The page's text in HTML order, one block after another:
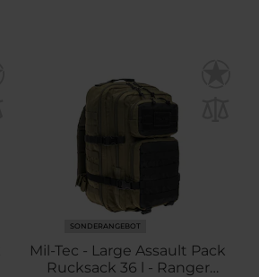
SONDERANGEBOT
Mil-Tec - Large Assault Pack
Rucksack 36 l - Ranger